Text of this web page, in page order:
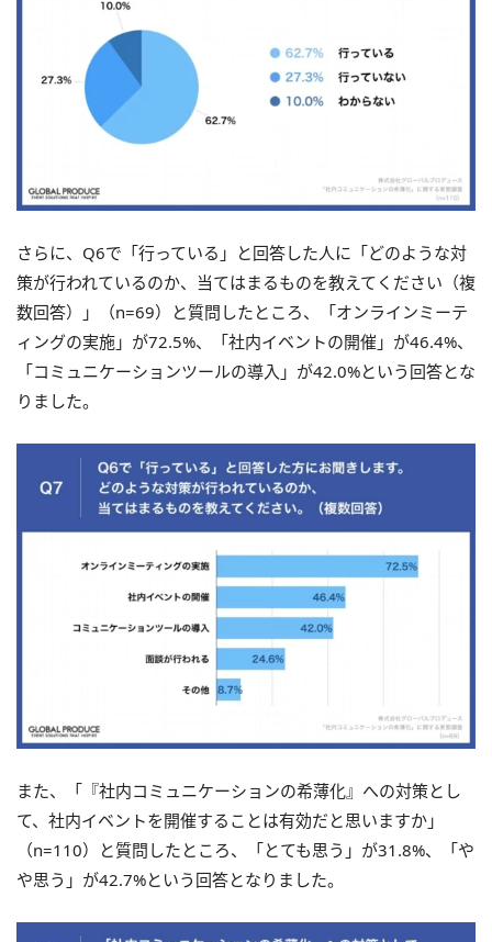
さらに、Q6で「行っている」と回答した人に「どのような対
策が行われているのか、当てはまるものを教えてください（複
数回答）」（n=69）と質問したところ、「オンラインミーテ
ィングの実施」が72.5%、「社内イベントの開催」が46.4%、
「コミュニケーションツールの導入」が42.0%という回答とな
りました。
また、「『社内コミュニケーションの希薄化』への対策とし
て、社内イベントを開催することは有効だと思いますか」
（n=110）と質問したところ、「とても思う」が31.8%、「や
や思う」が42.7%という回答となりました。